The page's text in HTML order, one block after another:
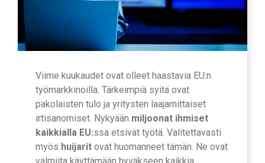
Viime kuukaudet ovat olleet haastavia EU:n
työmarkkinoilla. Tärkeimpiä syitä ovat
pakolaisten tulo ja yritysten laajamittaiset
irtisanomiset. Nykyään miljoonat ihmiset
kaikkialla EU:ssa etsivät työtä. Valitettavasti
myös huijarit ovat huomanneet tämän. Ne ovat